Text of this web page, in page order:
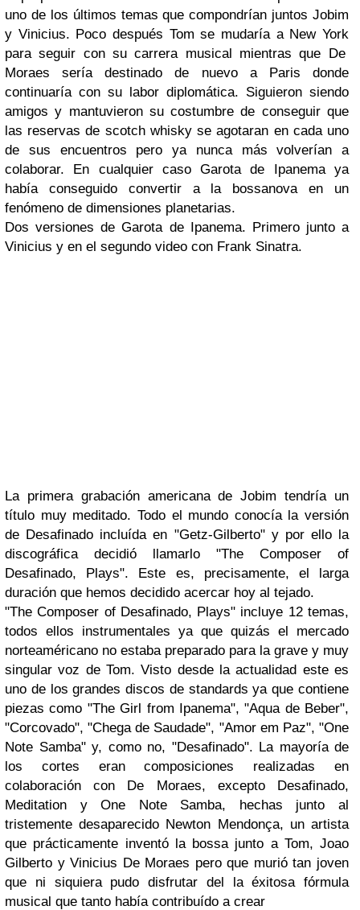
uno de los últimos temas que compondrían juntos Jobim
y Vinicius. Poco después Tom se mudaría a New York
para seguir con su carrera musical mientras que De
Moraessería destinado de nuevo a Paris donde
continuaría con su labor diplomática. Siguieron siendo
amigos y mantuvieron su costumbre de conseguir que
las reservas de scotch whisky se agotaran en cada uno
de sus encuentros pero ya nunca más volverían a
colaborar. En cualquier casoGarota de Ipanemaya
había conseguido convertir a la bossanovaen un
fenómeno de dimensiones planetarias.
Dos versiones de Garota de Ipanema. Primero junto a
Vinicius y en el segundo video con Frank Sinatra.
La primera grabación americana de Jobim tendría un
título muy meditado. Todo el mundo conocía la versión
de Desafinado incluída en "Getz-Gilberto"y por ello la
discográfica decidió llamarlo "The Composer of
Desafinado, Plays". Este es, precisamente, el larga
duración que hemos decidido acercar hoy al tejado.
"The Composer of Desafinado, Plays" incluye 12 temas,
todos ellos instrumentales ya que quizás el mercado
norteaméricano no estaba preparado para la grave y muy
singular voz de Tom. Visto desde la actualidad este es
uno de los grandes discos de standards ya que contiene
piezas como "The Girl from Ipanema", "Aqua de Beber",
"Corcovado", "Chega de Saudade", "Amor em Paz", "One
Note Samba"y, como no, "Desafinado". La mayoría de
los cortes eran composiciones realizadas en
colaboración con De Moraes, excepto Desafinado,
Meditation yOne Note Samba, hechas junto al
tristemente desaparecido Newton Mendonça, un artista
que prácticamente inventó la bossa junto a Tom, Joao
Gilberto yVinicius De Moraes pero que murió tan joven
que ni siquiera pudo disfrutar del la éxitosa fórmula
musical que tanto había contribuído a crear